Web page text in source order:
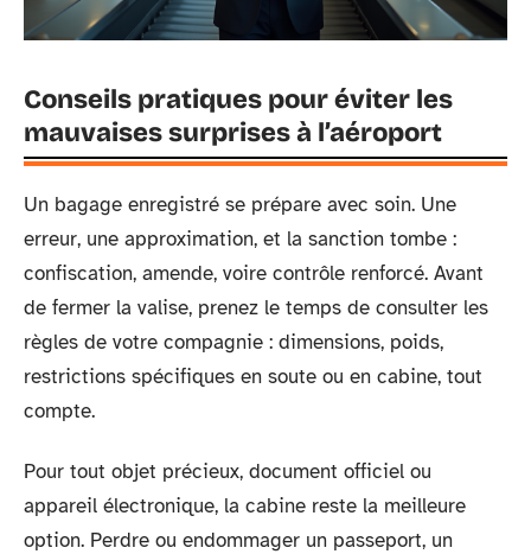
Conseils pratiques pour éviter les
mauvaises surprises à l’aéroport
Un bagage enregistré se prépare avec soin. Une
erreur, une approximation, et la sanction tombe :
confiscation, amende, voire contrôle renforcé. Avant
de fermer la valise, prenez le temps de consulter les
règles de votre compagnie : dimensions, poids,
restrictions spécifiques en soute ou en cabine, tout
compte.
Pour tout objet précieux, document officiel ou
appareil électronique, la cabine reste la meilleure
option. Perdre ou endommager un passeport, un